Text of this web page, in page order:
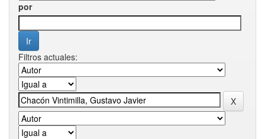
por
Filtros actuales: